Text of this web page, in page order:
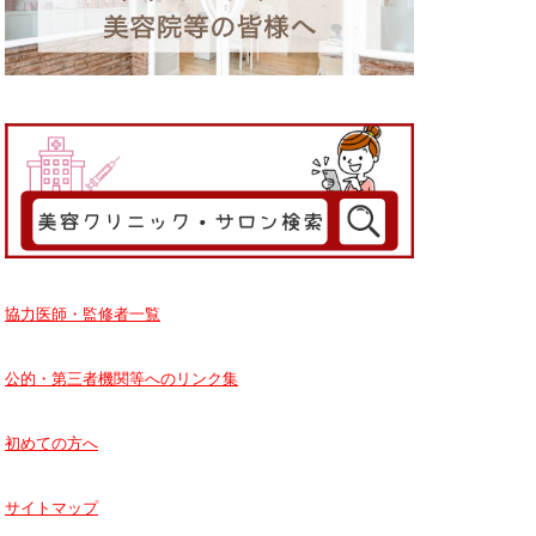
協力医師・監修者一覧
公的・第三者機関等へのリンク集
初めての方へ
サイトマップ